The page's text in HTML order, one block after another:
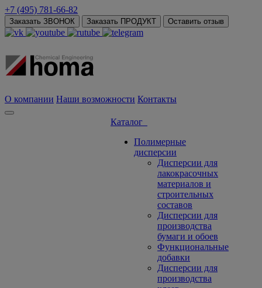
+7 (495) 781-66-82
Заказать ЗВОНОК Заказать ПРОДУКТ Оставить отзыв
О компании Наши возможности Контакты
Каталог
Полимерные
дисперсии
Дисперсии для
лакокрасочных
материалов и
строительных
составов
Дисперсии для
производства
бумаги и обоев
Функциональные
добавки
Дисперсии для
производства